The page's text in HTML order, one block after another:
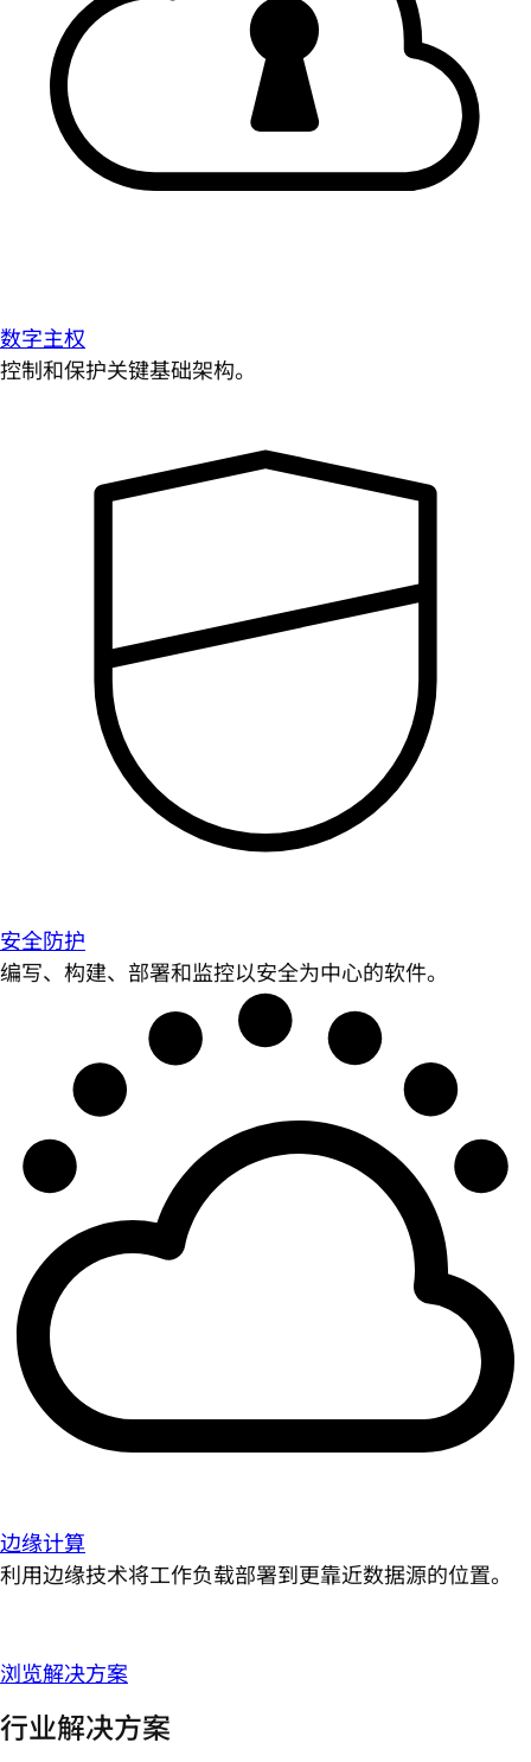
数字主权
控制和保护关键基础架构。
安全防护
编写、构建、部署和监控以安全为中心的软件。
边缘计算
利用边缘技术将工作负载部署到更靠近数据源的位置。
浏览解决方案
行业解决方案